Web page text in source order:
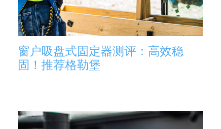
窗户吸盘式固定器测评：高效稳
固！推荐格勒堡